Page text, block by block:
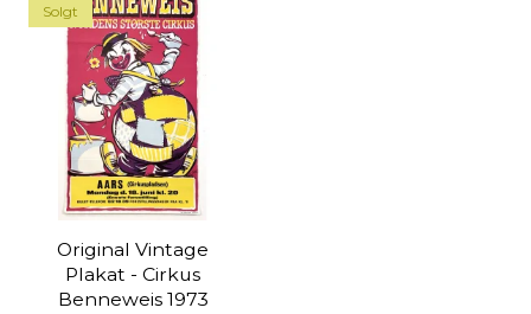
Solgt
Original Vintage
Plakat - Cirkus
Benneweis 1973